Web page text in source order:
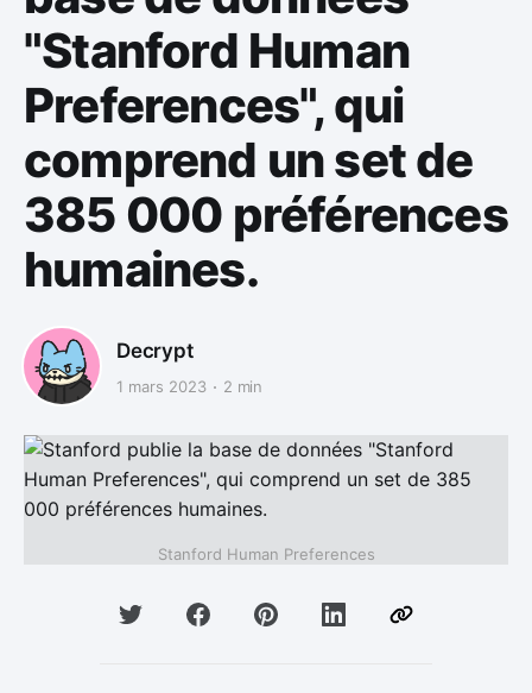
"Stanford Human
Preferences", qui
comprend un set de
385 000 préférences
humaines.
Decrypt
1 mars 2023 2 min
Stanford Human Preferences